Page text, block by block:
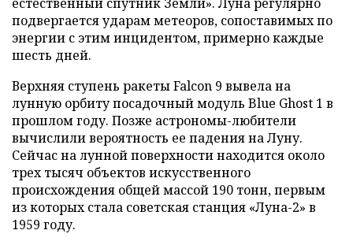
подвергается ударам метеоров, сопоставимых по
энергии с этим инцидентом, примерно каждые
шесть дней.
Верхняя ступень ракеты Falcon 9 вывела на
лунную орбиту посадочный модуль Blue Ghost 1 в
прошлом году. Позже астрономы-любители
вычислили вероятность ее падения на Луну.
Сейчас на лунной поверхности находится около
трех тысяч объектов искусственного
происхождения общей массой 190 тонн, первым
из которых стала советская станция «Луна-2» в
1959 году.